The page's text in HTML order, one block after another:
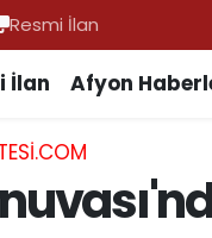
Resmi İlan
İlan Afyon